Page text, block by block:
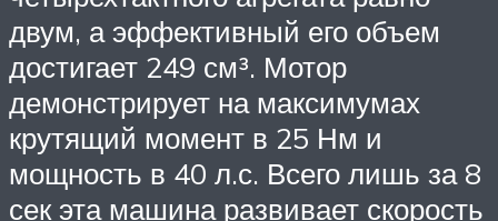
двум, а эффективный его объем
достигает 249 см³. Мотор
демонстрирует на максимумах
крутящий момент в 25 Нм и
мощность в 40 л.с. Всего лишь за 8
сек эта машина развивает скорость